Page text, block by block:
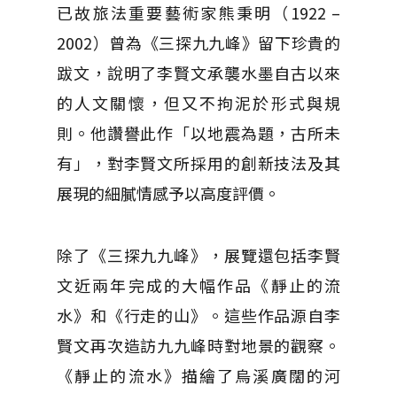
已故旅法重要藝術家熊秉明（1922 –
2002）曾為《三探九九峰》留下珍貴的
跋文，說明了李賢文承襲水墨自古以來
的人文關懷，但又不拘泥於形式與規
則。他讚譽此作「以地震為題，古所未
有」，對李賢文所採用的創新技法及其
展現的細膩情感予以高度評價。
除了《三探九九峰》，展覽還包括李賢
文近兩年完成的大幅作品《靜止的流
水》和《行走的山》。這些作品源自李
賢文再次造訪九九峰時對地景的觀察。
《靜止的流水》描繪了烏溪廣闊的河